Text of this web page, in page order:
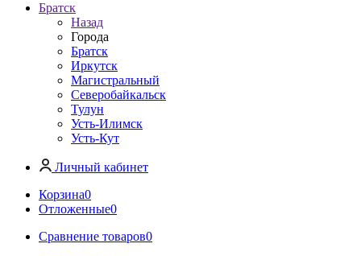
Братск
Назад
Города
Братск
Иркутск
Магистральный
Северобайкальск
Тулун
Усть-Илимск
Усть-Кут
Личный кабинет
Корзина0
Отложенные0
Сравнение товаров0